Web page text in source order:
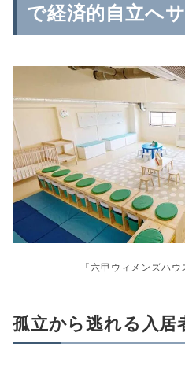
で経済的自立へ
「六甲ウィメンズハ
孤立から逃れる 入居